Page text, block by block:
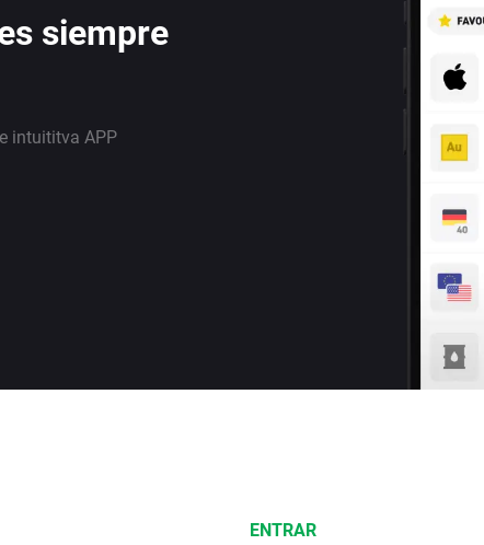
siempre
intuititva APP
ENTRAR